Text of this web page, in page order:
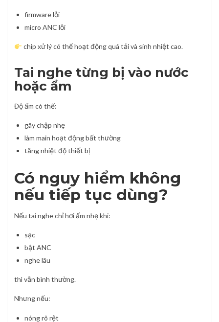
firmware lỗi
micro ANC lỗi
chip xử lý có thể hoạt động quá tải và sinh nhiệt cao.
Tai nghe từng bị vào nước
hoặc ẩm
Độ ẩm có thể:
gây chập nhẹ
làm main hoạt động bất thường
tăng nhiệt độ thiết bị
Có nguy hiểm không
nếu tiếp tục dùng?
Nếu tai nghe chỉ hơi ấm nhẹ khi:
sạc
bật ANC
nghe lâu
thì vẫn bình thường.
Nhưng nếu:
nóng rõ rệt